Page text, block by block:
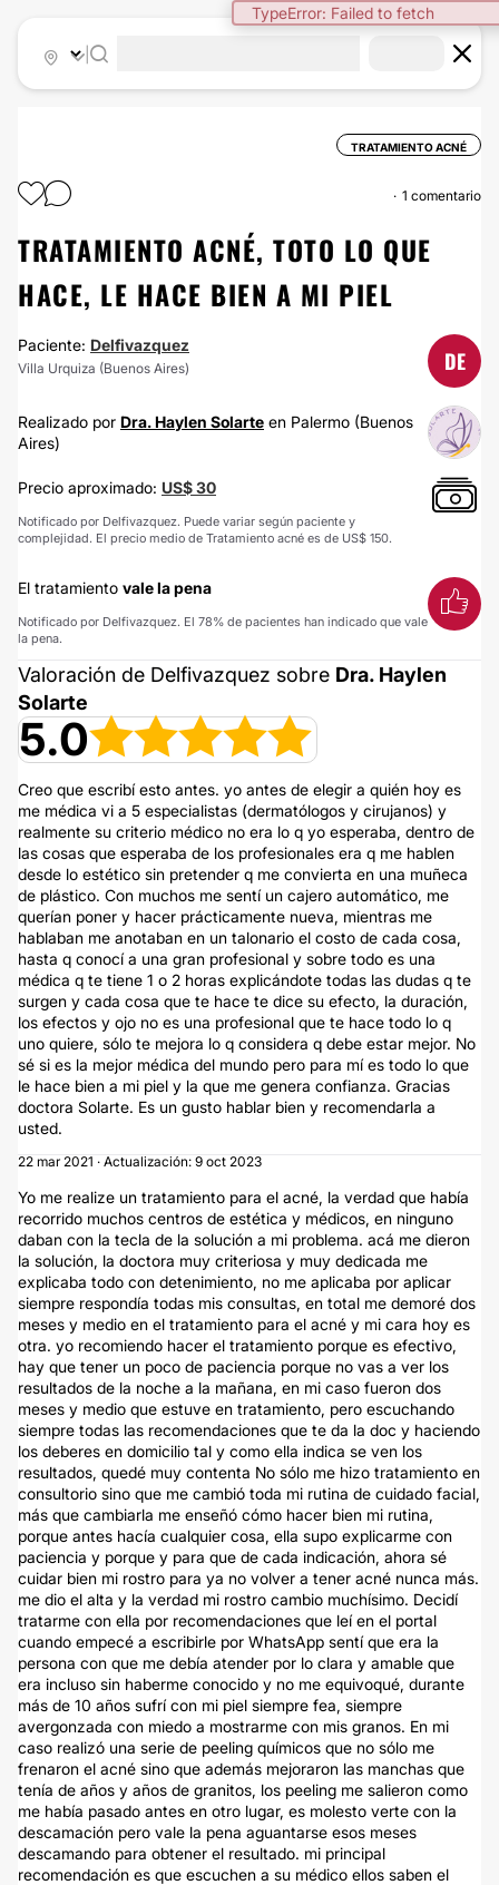
TypeError: Failed to fetch
TRATAMIENTO ACNÉ
1 comentario
TRATAMIENTO ACNÉ, TOTO LO QUE
HACE, LE HACE BIEN A MI PIEL
Paciente: Delfivazquez
Villa Urquiza (Buenos Aires) DE
Realizado por Dra. Haylen Solarte en Palermo (Buenos
Aires)
Precio aproximado: US$ 30
Notificado por Delfivazquez. Puede variar según paciente y
complejidad. El precio medio de Tratamiento acné es de US$ 150.
El tratamiento vale la pena
Notificado por Delfivazquez. El 78% de pacientes han indicado que vale
la pena.
Valoración de Delfivazquez sobre Dra. Haylen
Solarte
5.0
Creo que escribí esto antes. yo antes de elegir a quién hoy es
me médica vi a 5 especialistas (dermatólogos y cirujanos) y
realmente su criterio médico no era lo q yo esperaba, dentro de
las cosas que esperaba de los profesionales era q me hablen
desde lo estético sin pretender q me convierta en una muñeca
de plástico. Con muchos me sentí un cajero automático, me
querían poner y hacer prácticamente nueva, mientras me
hablaban me anotaban en un talonario el costo de cada cosa,
hasta q conocí a una gran profesional y sobre todo es una
médica q te tiene 1 o 2 horas explicándote todas las dudas q te
surgen y cada cosa que te hace te dice su efecto, la duración,
los efectos y ojo no es una profesional que te hace todo lo q
uno quiere, sólo te mejora lo q considera q debe estar mejor. No
sé si es la mejor médica del mundo pero para mí es todo lo que
le hace bien a mi piel y la que me genera confianza. Gracias
doctora Solarte. Es un gusto hablar bien y recomendarla a
usted.
22 mar 2021 · Actualización: 9 oct 2023
Yo me realize un tratamiento para el acné, la verdad que había
recorrido muchos centros de estética y médicos, en ninguno
daban con la tecla de la solución a mi problema. acá me dieron
la solución, la doctora muy criteriosa y muy dedicada me
explicaba todo con detenimiento, no me aplicaba por aplicar
siempre respondía todas mis consultas, en total me demoré dos
meses y medio en el tratamiento para el acné y mi cara hoy es
otra. yo recomiendo hacer el tratamiento porque es efectivo,
hay que tener un poco de paciencia porque no vas a ver los
resultados de la noche a la mañana, en mi caso fueron dos
meses y medio que estuve en tratamiento, pero escuchando
siempre todas las recomendaciones que te da la doc y haciendo
los deberes en domicilio tal y como ella indica se ven los
resultados, quedé muy contenta No sólo me hizo tratamiento en
consultorio sino que me cambió toda mi rutina de cuidado facial,
más que cambiarla me enseñó cómo hacer bien mi rutina,
porque antes hacía cualquier cosa, ella supo explicarme con
paciencia y porque y para que de cada indicación, ahora sé
cuidar bien mi rostro para ya no volver a tener acné nunca más.
me dio el alta y la verdad mi rostro cambio muchísimo. Decidí
tratarme con ella por recomendaciones que leí en el portal
cuando empecé a escribirle por WhatsApp sentí que era la
persona con que me debía atender por lo clara y amable que
era incluso sin haberme conocido y no me equivoqué, durante
más de 10 años sufrí con mi piel siempre fea, siempre
avergonzada con miedo a mostrarme con mis granos. En mi
caso realizó una serie de peeling químicos que no sólo me
frenaron el acné sino que además mejoraron las manchas que
tenía de años y años de granitos, los peeling me salieron como
me había pasado antes en otro lugar, es molesto verte con la
descamación pero vale la pena aguantarse esos meses
descamando para obtener el resultado. mi principal
recomendación es que escuchen a su médico ellos saben el